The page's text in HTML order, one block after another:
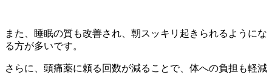
また、睡眠の質も改善され、朝スッキリ起きられるようにな
る方が多いです。
さらに、頭痛薬に頼る回数が減ることで、体への負担も軽減